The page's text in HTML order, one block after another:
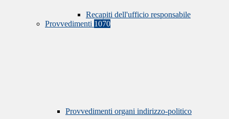
Recapiti dell'ufficio responsabile
Provvedimenti 1070
Provvedimenti organi indirizzo-politico